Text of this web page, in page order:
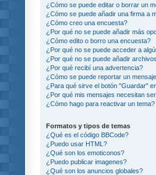
¿Cómo se puede editar o borrar un
¿Cómo se puede añadir una firma a
¿Cómo creo una encuesta?
¿Por qué no se puede añadir más
¿Cómo edito o borro una encuesta?
¿Por qué no se puede acceder a
¿Por qué no se puede añadir
¿Por qué recibí una advertencia?
¿Cómo se puede reportar un
¿Para qué sirve el botón "Guardar"
¿Por qué mis mensajes necesitan
¿Cómo hago para reactivar un tema?
Formatos y tipos de temas
¿Qué es el código BBCode?
¿Puedo usar HTML?
¿Qué son los emoticonos?
¿Puedo publicar imagenes?
¿Qué son los anuncios globales?